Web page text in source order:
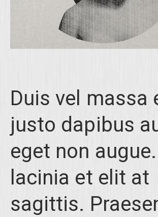
Duis vel massa
justo dapibus
eget non
lacinia et elit at
sagittis.